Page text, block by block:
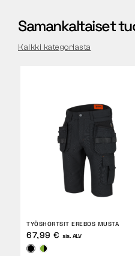
Samankaltaiset
Kaikki kategoriasta
TYÖSHORTSIT EREBOS MUSTA
67,99 € sis. ALV